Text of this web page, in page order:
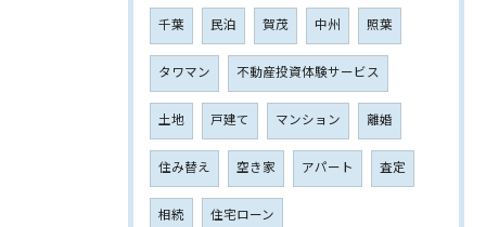
千葉 民泊 賀茂 中州 照葉
タワマン 不動産投資体験サービス
土地 戸建て マンション 離婚
住み替え 空き家 アパート 査定
相続 住宅ローン